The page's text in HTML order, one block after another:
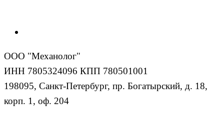
ООО "Механолог"
ИНН 7805324096 КПП 780501001
198095, Санкт-Петербург, пр. Богатырский, д. 18,
корп. 1, оф. 204